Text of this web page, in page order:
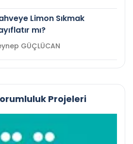
Limon Sıkmak
mı?
Zeynep GÜÇLÜCAN
Projeleri